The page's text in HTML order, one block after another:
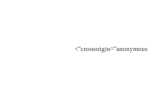
crossorigin="anonymous">